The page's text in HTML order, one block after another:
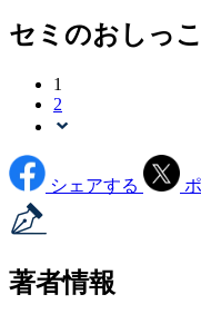
セミのおしっこ
1
2
シェアする
著者情報